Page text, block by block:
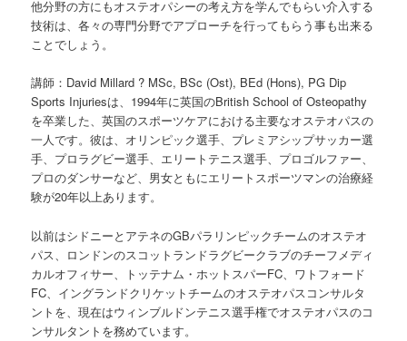
他分野の方にもオステオパシーの考え方を学んでもらい介入する
技術は、各々の専門分野でアプローチを行ってもらう事も出来る
ことでしょう。
講師：David Millard ? MSc, BSc (Ost), BEd (Hons), PG Dip
Sports Injuriesは、1994年に英国のBritish School of Osteopathy
を卒業した、英国のスポーツケアにおける主要なオステオパスの
一人です。彼は、オリンピック選手、プレミアシップサッカー選
手、プロラグビー選手、エリートテニス選手、プロゴルファー、
プロのダンサーなど、男女ともにエリートスポーツマンの治療経
験が20年以上あります。
以前はシドニーとアテネのGBパラリンピックチームのオステオ
パス、ロンドンのスコットランドラグビークラブのチーフメディ
カルオフィサー、トッテナム・ホットスパーFC、ワトフォード
FC、イングランドクリケットチームのオステオパスコンサルタ
ントを、現在はウィンブルドンテニス選手権でオステオパスのコ
ンサルタントを務めています。